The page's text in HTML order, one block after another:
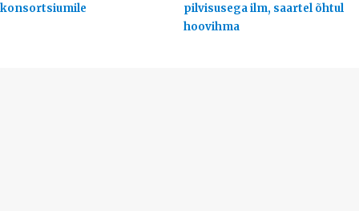
konsortsiumile
pilvisusega ilm, saartel õhtul
hoovihma